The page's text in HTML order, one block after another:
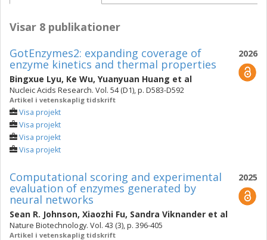
Visar 8 publikationer
2026
GotEnzymes2: expanding coverage of
enzyme kinetics and thermal properties
Bingxue Lyu, Ke Wu, Yuanyuan Huang et al
Nucleic Acids Research. Vol. 54 (D1), p. D583-D592
Artikel i vetenskaplig tidskrift
Visa projekt
Visa projekt
Visa projekt
Visa projekt
2025
Computational scoring and experimental
evaluation of enzymes generated by
neural networks
Sean R. Johnson, Xiaozhi Fu, Sandra Viknander et al
Nature Biotechnology. Vol. 43 (3), p. 396-405
Artikel i vetenskaplig tidskrift